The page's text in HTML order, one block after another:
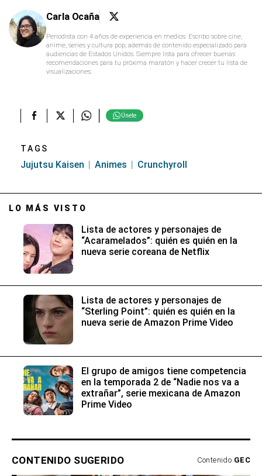
Carla Ocaña
Periodista con 4 años de experiencia en medios. Escribo sobre cine,
anime, series y cultura pop, además de contenido especializado para
audiencias de Estados Unidos. Siempre lista para ofrecer buenas
recomendaciones para tu próxima maratón y hacer crecer tu lista de
visualizaciones.
Únete
TAGS
Jujutsu Kaisen Animes Crunchyroll
LO MÁS VISTO
Lista de actores y personajes de
“Acaramelados”: quién es quién en la
nueva serie coreana de Netflix
Lista de actores y personajes de
“Sterling Point”: quién es quién en la
nueva serie de Amazon Prime Video
El grupo de amigos tiene competencia
en la temporada 2 de “Nadie nos va a
extrañar”, serie mexicana de Amazon
Prime Video
CONTENIDO SUGERIDO Contenido GEC